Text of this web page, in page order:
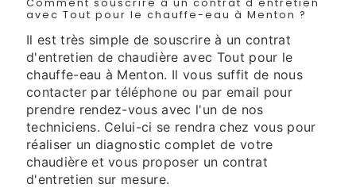
avec Tout pour le chauffe-eau à Menton ?
Il est très simple de souscrire à un contrat
d'entretien de chaudière avec Tout pour le
chauffe-eau à Menton. Il vous suffit de nous
contacter par téléphone ou par email pour
prendre rendez-vous avec l'un de nos
techniciens. Celui-ci se rendra chez vous pour
réaliser un diagnostic complet de votre
chaudière et vous proposer un contrat
d'entretien sur mesure.